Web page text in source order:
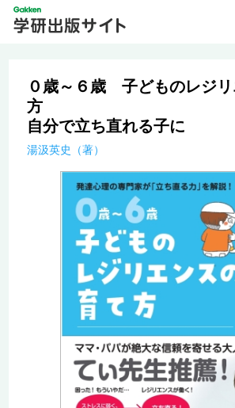
０歳～６歳 子どものレジリ
方
自分で立ち直れる子に
湯汲英史（著）